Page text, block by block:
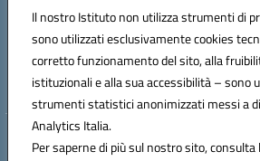
Il nostro Istituto non utilizza strumenti di
sono utilizzati esclusivamente cookies
corretto funzionamento del sito, alla
istituzionali e alla sua accessibilità – sono
strumenti statistici anonimizzati messi a
Analytics Italia.
Per saperne di più sul nostro sito, consulta
Codice fiscale: 95075020651
Codice meccanografico:SAIC87700C
Codice Indice delle Pubbliche Amministrazioni
Codice unico di fatturazione (CUF): UFBWH2
Hosting & Powered by 3D